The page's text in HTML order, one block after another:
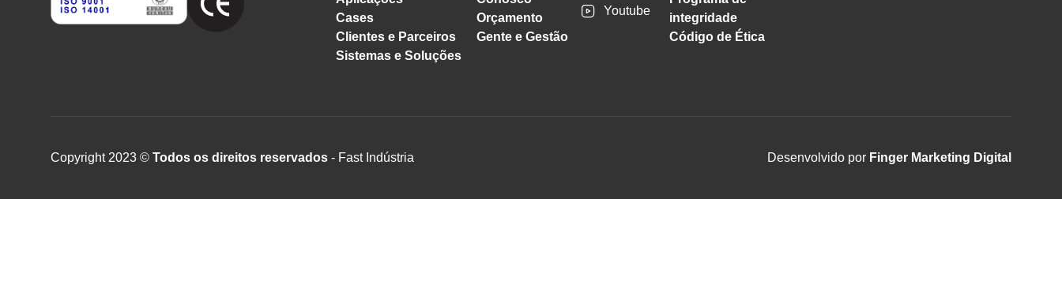
Cases
Clientes e Parceiros
Sistemas e Soluções
Orçamento
Gente e Gestão
Youtube
integridade
Código de Ética
Copyright 2023 © Todos os direitos reservados - Fast Indústria Desenvolvido por Finger Marketing Digital